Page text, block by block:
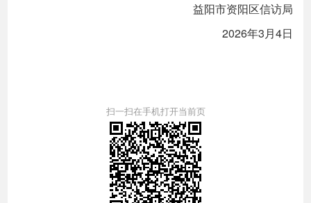
益阳市资阳区信访局
2026年3月4日
扫一扫在手机打开当前页